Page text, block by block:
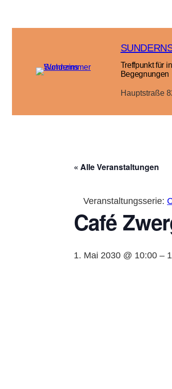
Treffpunkt für
Begegnungen
Hauptstraße
« Alle Veranstaltungen
Veranstaltungsserie:
Café
1. Mai 2030 @ 10:00 –